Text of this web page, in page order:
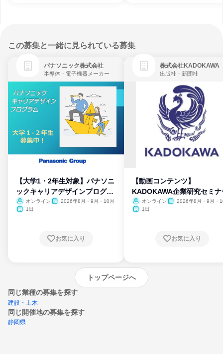
この募集と一緒に見られている募集
パナソニック株式会社
半導体・電子機器メーカー
【大学1・2年生対象】パナソニ
ックキャリアデザインプログラ
ム
オンライン
2026年8月・9月・10月
1日
お気に入り
株式会社KADOKAWA
出版社・新聞社
【動画コンテンツ】
KADOKAWA企業研究セミナ
オンライン
2026年8月・9月・
1日
お気に入り
トップページへ
同じ業種の募集を探す
建設・土木
同じ開催地の募集を探す
静岡県